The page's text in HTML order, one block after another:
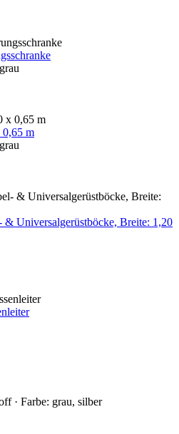
0,65 m
Universalgerüstböcke, Breite: 1,20
· Farbe: grau, silber